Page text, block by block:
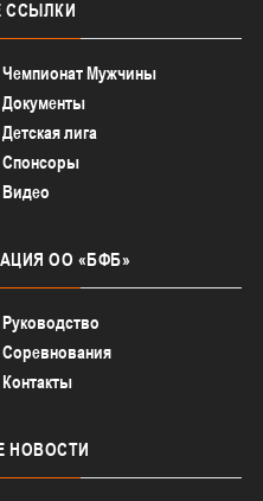
ССЫЛКИ
Чемпионат Мужчины
Документы
Детская лига
Спонсоры
Видео
ОО «БФБ»
Руководство
Соревнования
Контакты
НОВОСТИ